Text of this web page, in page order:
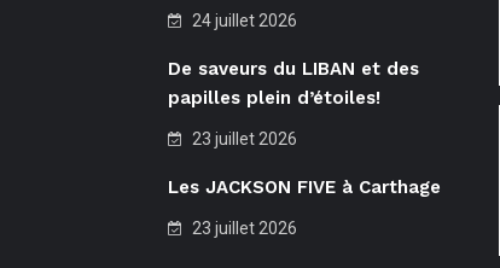
24 juillet 2026
De saveurs du LIBAN et des
papilles plein d’étoiles!
23 juillet 2026
Les JACKSON FIVE à Carthage
23 juillet 2026